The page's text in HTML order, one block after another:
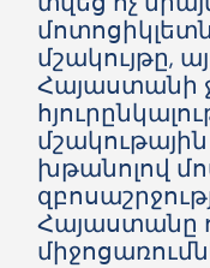
մշակույթը,
Հայաստանի
խթանոլով
Հայաստանը